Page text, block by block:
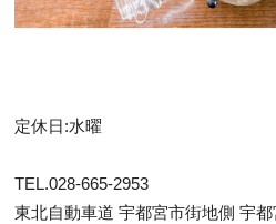
定休日:水曜
TEL.028-665-2953
東北自動車道 宇都宮市街地側 宇